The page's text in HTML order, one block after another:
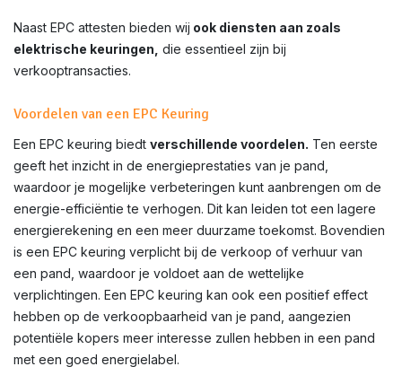
Naast EPC attesten bieden wij ook diensten aan zoals
elektrische keuringen, die essentieel zijn bij
verkooptransacties.
Voordelen van een EPC Keuring
Een EPC keuring biedt verschillende voordelen. Ten eerste
geeft het inzicht in de energieprestaties van je pand,
waardoor je mogelijke verbeteringen kunt aanbrengen om de
energie-efficiëntie te verhogen. Dit kan leiden tot een lagere
energierekening en een meer duurzame toekomst. Bovendien
is een EPC keuring verplicht bij de verkoop of verhuur van
een pand, waardoor je voldoet aan de wettelijke
verplichtingen. Een EPC keuring kan ook een positief effect
hebben op de verkoopbaarheid van je pand, aangezien
potentiële kopers meer interesse zullen hebben in een pand
met een goed energielabel.